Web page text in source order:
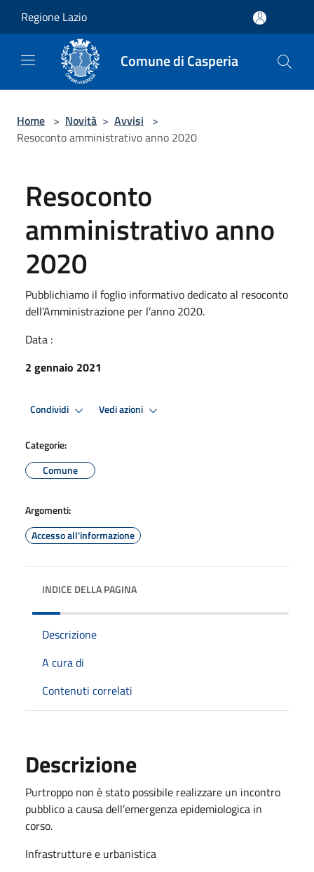
Regione Lazio
Comune di Casperia
Home > Novità > Avvisi >
Resoconto amministrativo anno 2020
Resoconto
amministrativo anno
2020
Pubblichiamo il foglio informativo dedicato al resoconto
dell’Amministrazione per l’anno 2020.
Data :
2 gennaio 2021
Condividi Vedi azioni
Categorie:
Comune
Argomenti:
Accesso all'informazione
INDICE DELLA PAGINA
Descrizione
A cura di
Contenuti correlati
Descrizione
Purtroppo non è stato possibile realizzare un incontro
pubblico a causa dell’emergenza epidemiologica in
corso.
Infrastrutture e urbanistica